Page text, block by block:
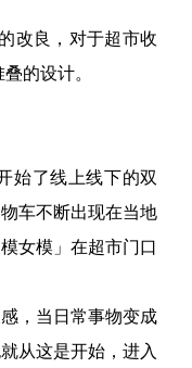
改良，对于超市收
的设计。
始了线上线下的双
车不断出现在当地
女模」在超市门口
，当日常事物变成
从这是开始，进入